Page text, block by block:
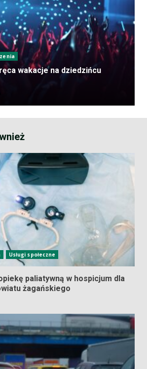
wakacje na dziedzińcu
Usługi społeczne
paliatywną w hospicjum dla
żagańskiego